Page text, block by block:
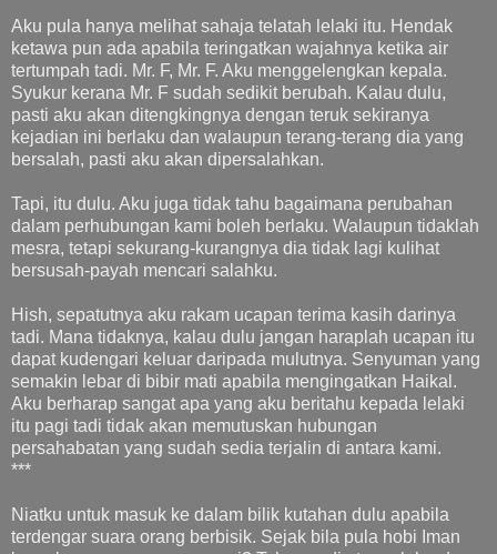
Aku pula hanya melihat sahaja telatah lelaki itu. Hendak
ketawa pun ada apabila teringatkan wajahnya ketika air
tertumpah tadi. Mr. F, Mr. F. Aku menggelengkan kepala.
Syukur kerana Mr. F sudah sedikit berubah. Kalau dulu,
pasti aku akan ditengkingnya dengan teruk sekiranya
kejadian ini berlaku dan walaupun terang-terang dia yang
bersalah, pasti aku akan dipersalahkan.
Tapi, itu dulu. Aku juga tidak tahu bagaimana perubahan
dalam perhubungan kami boleh berlaku. Walaupun tidaklah
mesra, tetapi sekurang-kurangnya dia tidak lagi kulihat
bersusah-payah mencari salahku.
Hish, sepatutnya aku rakam ucapan terima kasih darinya
tadi. Mana tidaknya, kalau dulu jangan haraplah ucapan itu
dapat kudengari keluar daripada mulutnya. Senyuman yang
semakin lebar di bibir mati apabila mengingatkan Haikal.
Aku berharap sangat apa yang aku beritahu kepada lelaki
itu pagi tadi tidak akan memutuskan hubungan
persahabatan yang sudah sedia terjalin di antara kami.
***
Niatku untuk masuk ke dalam bilik kutahan dulu apabila
terdengar suara orang berbisik. Sejak bila pula hobi Iman